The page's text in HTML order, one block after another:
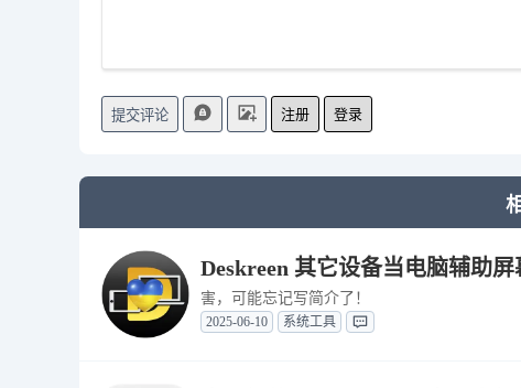
提交评论 注册 登录
Deskreen 其它设备当电脑辅助
害，可能忘记写简介了！
2025-06-10 系统工具